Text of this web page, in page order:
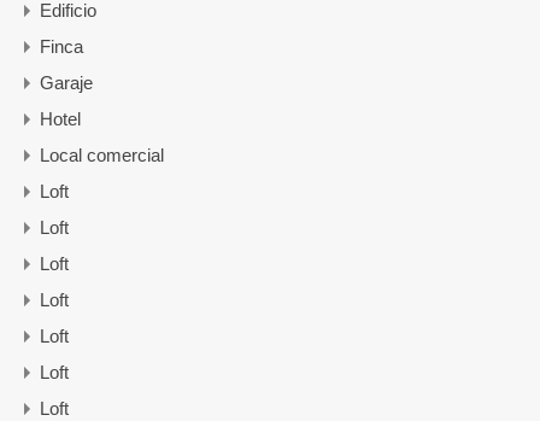
Edificio
Finca
Garaje
Hotel
Local comercial
Loft
Loft
Loft
Loft
Loft
Loft
Loft